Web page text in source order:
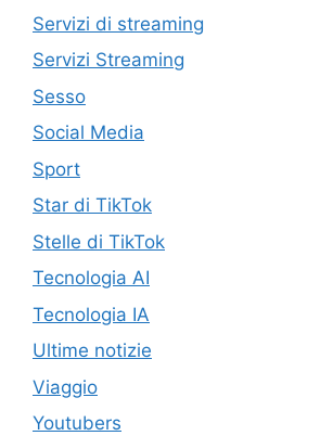
Servizi di streaming
Servizi Streaming
Sesso
Social Media
Sport
Star di TikTok
Stelle di TikTok
Tecnologia AI
Tecnologia IA
Ultime notizie
Viaggio
Youtubers